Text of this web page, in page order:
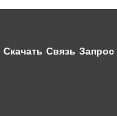
Скачать Связь Запрос